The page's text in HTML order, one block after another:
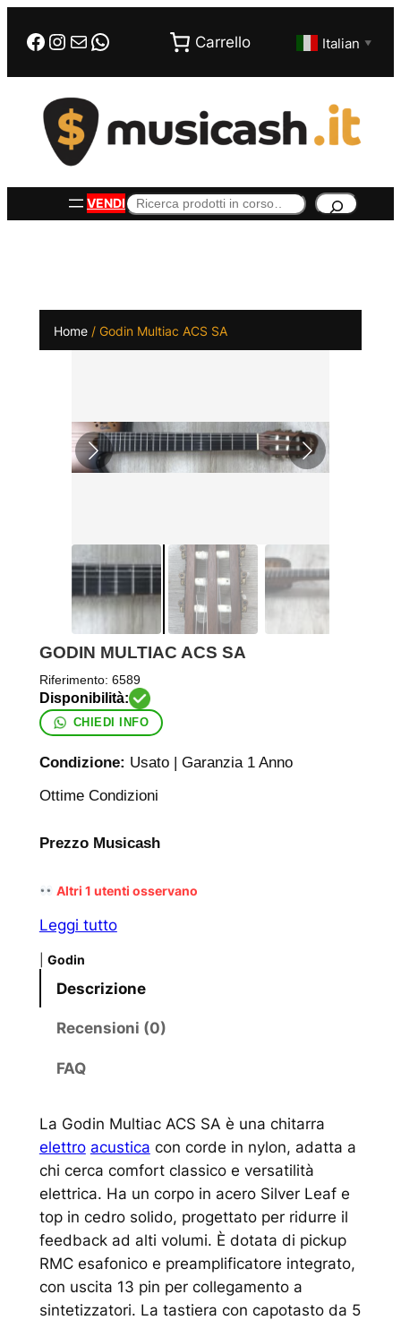
Facebook
Instagram
EmailWhatsApp Carrello Italian ▼
VENDICerca
Home/ Godin Multiac ACS SA
GODIN MULTIAC ACS SA
Riferimento: 6589
CHIEDI INFO
Condizione: Usato | Garanzia 1 Anno
Ottime Condizioni
Prezzo Musicash
Altri1 utenti osservano
Leggi tutto
Godin
Descrizione
Recensioni (0)
FAQ
La Godin Multiac ACS SA è una chitarra
elettro acustica con corde in nylon, adatta a
chi cerca comfort classico e versatilità
elettrica. Ha un corpo in acero Silver Leaf e
top in cedro solido, progettato per ridurre il
feedback ad alti volumi. È dotata di pickup
RMC esafonico e preamplificatore integrato,
con uscita 13 pin per collegamento a
sintetizzatori. La tastiera con capotasto da 5